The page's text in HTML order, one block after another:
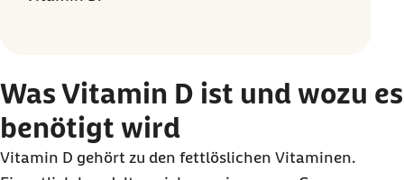
Was Vitamin D ist und wozu es
benötigt wird
Vitamin D gehört zu den fettlöslichen Vitaminen.